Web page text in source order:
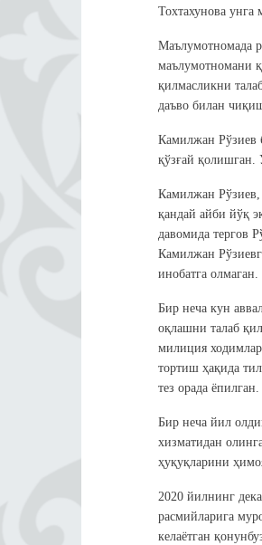
Тохтахунова унга
Маълумотномада
маълумотномани
қилмасликни
даъво билан
Камилжан Рўзиев
қўзғай қолишган.
Камилжан Рўзиев,
қандай айби йўқ
давомида тергов
Камилжан
инобатга олмаган.
Бир неча кун
оқлашни талаб
милиция
тортиш ҳақида
тез орада ёпилган.
Бир неча йил
хизматидан
ҳуқуқларини
2020 йилнинг
расмийларига
келаётган